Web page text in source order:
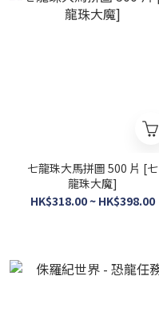
七龍珠大馬拼圖 500 片 [七
龍珠大魔]
HK$318.00 ~ HK$398.00